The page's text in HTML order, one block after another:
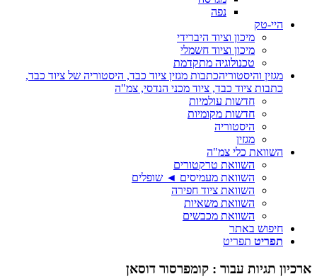
נפה
היי-טק
מיכון וציוד היברידי
מיכון וציוד חשמלי
טכנולוגיה מתקדמת
מגזין והיסטוריהכתבות מגזין ציוד כבד, היסטוריה של ציוד כבד,
כתבות ציוד כבד, ציוד מכני הנדסי, צמ"ה
חדשות עולמיות
חדשות מקומיות
היסטוריה
מגזין
השוואת כלי צמ"ה
השוואת טרקטורים
השוואת מעמיסים ◄ שופלים
השוואת ציוד חפירה
השוואת משאיות
השוואת מכבשים
חיפוש באתר
תפריט תפריט
ארכיון תגיות עבור : קומפרסור דוסאן